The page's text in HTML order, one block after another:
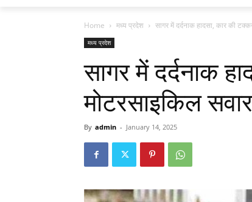
Home मध्य प्रदेश सागर में दर्दनाक हादसा, कार की
मध्य प्रदेश
सागर में दर्दनाक
मोटरसाइकिल
By admin - January 14, 2025